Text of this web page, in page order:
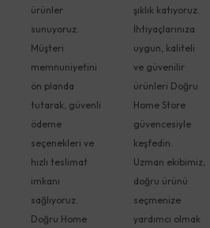
ürünler
sunuyoruz.
Müşteri
memnuniyetini
ön planda
tutarak, güvenli
ödeme
seçenekleri ve
hızlı teslimat
imkanı
sağlıyoruz.
Doğru Home
şıklık katıyoruz.
İhtiyaçlarınıza
uygun, kaliteli
ve güvenilir
ürünleri Doğru
Home Store
güvencesiyle
keşfedin.
Uzman ekibimiz,
doğru ürünü
seçmenize
yardımcı olmak